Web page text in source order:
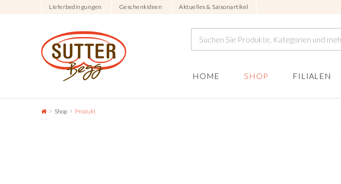
Lieferbedingungen Geschenkideen Aktuelles & Saisonartikel
HOME SHOP FILIALEN
Shop Produkt